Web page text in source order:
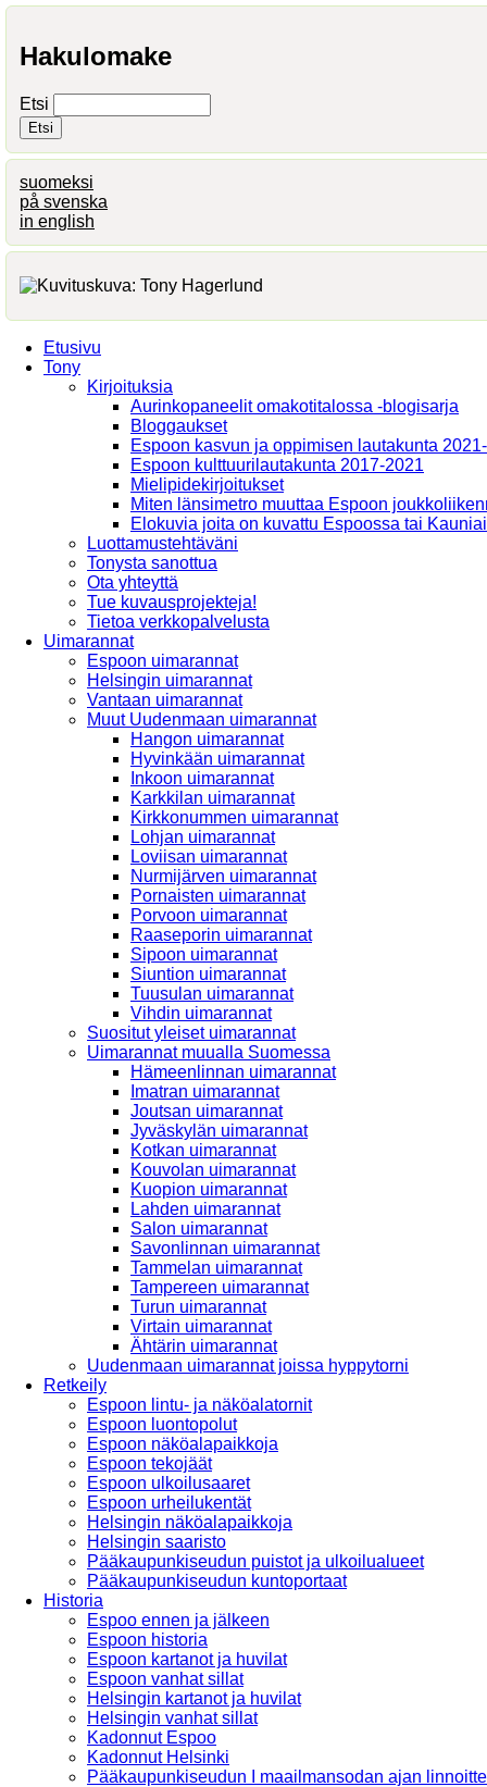
Hakulomake
Etsi
suomeksi
på svenska
in english
Etusivu
Tony
Kirjoituksia
Aurinkopaneelit omakotitalossa -blogisarja
Bloggaukset
Espoon kasvun ja oppimisen lautakunta
Espoon kulttuurilautakunta 2017-2021
Mielipidekirjoitukset
Miten länsimetro muuttaa Espoon
Elokuvia joita on kuvattu Espoossa tai
Luottamustehtäväni
Tonysta sanottua
Ota yhteyttä
Tue kuvausprojekteja!
Tietoa verkkopalvelusta
Uimarannat
Espoon uimarannat
Helsingin uimarannat
Vantaan uimarannat
Muut Uudenmaan uimarannat
Hangon uimarannat
Hyvinkään uimarannat
Inkoon uimarannat
Karkkilan uimarannat
Kirkkonummen uimarannat
Lohjan uimarannat
Loviisan uimarannat
Nurmijärven uimarannat
Pornaisten uimarannat
Porvoon uimarannat
Raaseporin uimarannat
Sipoon uimarannat
Siuntion uimarannat
Tuusulan uimarannat
Vihdin uimarannat
Suositut yleiset uimarannat
Uimarannat muualla Suomessa
Hämeenlinnan uimarannat
Imatran uimarannat
Joutsan uimarannat
Jyväskylän uimarannat
Kotkan uimarannat
Kouvolan uimarannat
Kuopion uimarannat
Lahden uimarannat
Salon uimarannat
Savonlinnan uimarannat
Tammelan uimarannat
Tampereen uimarannat
Turun uimarannat
Virtain uimarannat
Ähtärin uimarannat
Uudenmaan uimarannat joissa hyppytorni
Retkeily
Espoon lintu- ja näköalatornit
Espoon luontopolut
Espoon näköalapaikkoja
Espoon tekojäät
Espoon ulkoilusaaret
Espoon urheilukentät
Helsingin näköalapaikkoja
Helsingin saaristo
Pääkaupunkiseudun puistot ja ulkoilualueet
Pääkaupunkiseudun kuntoportaat
Historia
Espoo ennen ja jälkeen
Espoon historia
Espoon kartanot ja huvilat
Espoon vanhat sillat
Helsingin kartanot ja huvilat
Helsingin vanhat sillat
Kadonnut Espoo
Kadonnut Helsinki
Pääkaupunkiseudun I maailmansodan ajan